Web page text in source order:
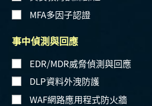
MFA多因子認證
事中偵測與回應
EDR/MDR威脅偵測與回應
DLP資料外洩防護
WAF網路應用程式防火牆